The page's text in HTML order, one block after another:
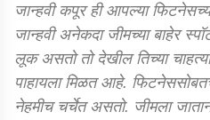
जान्हवी कपूर ही आपल्या
जान्हवी अनेकदा जीमच्या बाहेर
लूक असतो तो देखील तिच्या
पाहायला मिळत आहे.
नेहमीच चर्चेत असतो. जीमला